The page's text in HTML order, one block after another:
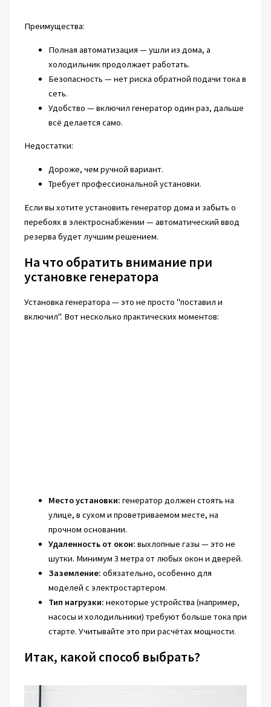
Преимущества:
Полная автоматизация — ушли из дома, а
холодильник продолжает работать.
Безопасность — нет риска обратной подачи тока в
сеть.
Удобство — включил генератор один раз, дальше
всё делается само.
Недостатки:
Дороже, чем ручной вариант.
Требует профессиональной установки.
Если вы хотите установить генератор дома и забыть о
перебоях в электроснабжении — автоматический ввод
резерва будет лучшим решением.
На что обратить внимание при
установке генератора
Установка генератора — это не просто "поставил и
включил". Вот несколько практических моментов:
Место установки: генератор должен стоять на
улице, в сухом и проветриваемом месте, на
прочном основании.
Удаленность от окон: выхлопные газы — это не
шутки. Минимум 3 метра от любых окон и дверей.
Заземление: обязательно, особенно для
моделей с электростартером.
Тип нагрузки: некоторые устройства (например,
насосы и холодильники) требуют больше тока при
старте. Учитывайте это при расчётах мощности.
Итак, какой способ выбрать?